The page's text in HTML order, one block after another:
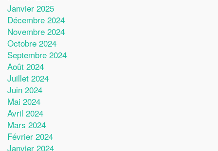
Janvier 2025
Décembre 2024
Novembre 2024
Octobre 2024
Septembre 2024
Août 2024
Juillet 2024
Juin 2024
Mai 2024
Avril 2024
Mars 2024
Février 2024
Janvier 2024